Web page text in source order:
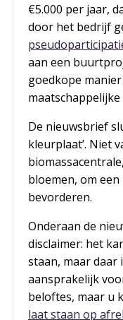
€5.000 per jaar,
door het bedrijf
aan een
goedkope
De nieuwsbrief
kleurplaat’. Niet
bloemen, om
bevorderen.
Onderaan de
disclaimer: het
staan, maar
aansprakelijk
beloftes, maar u
laat staan op